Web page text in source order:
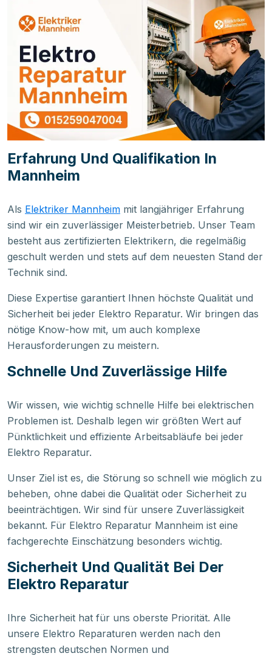
Erfahrung Und Qualifikation In
Mannheim
Als Elektriker Mannheim mit langjähriger Erfahrung
sind wir ein zuverlässiger Meisterbetrieb. Unser Team
besteht aus zertifizierten Elektrikern, die regelmäßig
geschult werden und stets auf dem neuesten Stand der
Technik sind.
Diese Expertise garantiert Ihnen höchste Qualität und
Sicherheit bei jeder Elektro Reparatur. Wir bringen das
nötige Know-how mit, um auch komplexe
Herausforderungen zu meistern.
Schnelle Und Zuverlässige Hilfe
Wir wissen, wie wichtig schnelle Hilfe bei elektrischen
Problemen ist. Deshalb legen wir größten Wert auf
Pünktlichkeit und effiziente Arbeitsabläufe bei jeder
Elektro Reparatur.
Unser Ziel ist es, die Störung so schnell wie möglich zu
beheben, ohne dabei die Qualität oder Sicherheit zu
beeinträchtigen. Wir sind für unsere Zuverlässigkeit
bekannt. Für Elektro Reparatur Mannheim ist eine
fachgerechte Einschätzung besonders wichtig.
Sicherheit Und Qualität Bei Der
Elektro Reparatur
Ihre Sicherheit hat für uns oberste Priorität. Alle
unsere Elektro Reparaturen werden nach den
strengsten deutschen Normen und